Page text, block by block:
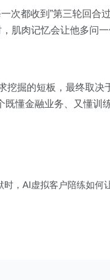
次都收到”第三轮回合
肌肉记忆会让他多问一
挖掘的短板，最终取决
懂金融业务、又懂训
时，AI虚拟客户陪练如何